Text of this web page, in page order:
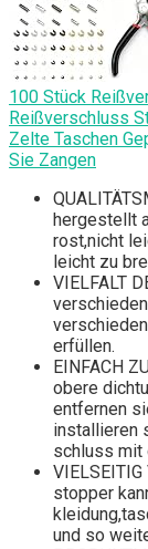
100 Stück
Reißverschluss
Zelte Taschen
Sie Zangen
hergestellt
rost,nicht
leicht zu
VIELFALT
erfüllen.
EINFACH
obere
entfernen
installieren
schluss mit
stopper
und so